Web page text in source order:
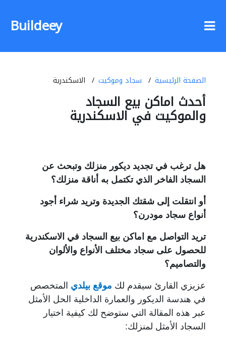
Buildeey
الصفحة الرئيسية سجاد وموكيت الاسكندرية
أحدث اماكن بيع السجاد
والموكيت في الاسكندرية
هل ترغب في تجديد ديكور منزلك وتبحث عن
السجاد الفاخر الذي تكتمل به أناقة منزلك؟
أو انتقلت إلى شقتك الجديدة وتريد شراء أجود
أنواع سجاد مودرن؟
تريد التواصل مع اماكن بيع السجاد في الاسكندرية
للحصول على سجاد مختلف الأنواع والألوان
والتصاميم؟
عزيزي القارئ سيقدم لك موقع بيلدي المتخصص
في هندسة الديكور والعمارة الداخلية الحل الأمثل
عبر هذه المقالة التي ستوضح لك كيفية اختيار
السجاد الأمثل لمنزلك: